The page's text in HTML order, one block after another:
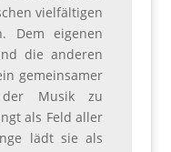
vielfältigen
Dem eigenen
die anderen
gemeinsamer
Musik zu
als Feld aller
lädt sie als